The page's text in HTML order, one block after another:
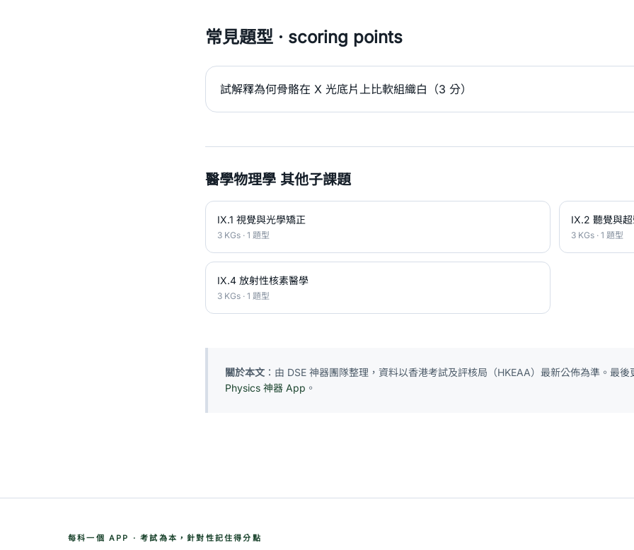
常見題型 · scoring points
試解釋為何骨骼在 X 光底片上比軟組織白（3 分）
醫學物理學 其他子課題
IX.1 視覺與光學矯正
3 KGs · 1 題型
IX.2 聽覺與
3 KGs · 1 題型
IX.4 放射性核素醫學
3 KGs · 1 題型
關於本文 ：由 DSE 神器團隊整理，資料以香港考試及評核局（HKEAA）最新公佈為準。最
Physics 神器 App 。
每科一個 APP · 考試為本，針對性記住得分點